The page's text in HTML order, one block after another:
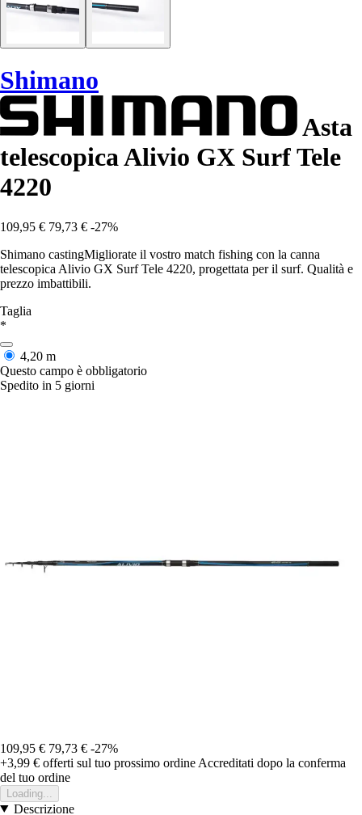
Shimano
Asta
telescopica Alivio GX Surf Tele
4220
109,95 € 79,73 € -27%
Shimano castingMigliorate il vostro match fishing con la canna
telescopica Alivio GX Surf Tele 4220, progettata per il surf. Qualità e
prezzo imbattibili.
Taglia
*
4,20 m
Questo campo è obbligatorio
Spedito in 5 giorni
109,95 € 79,73 € -27%
+3,99 € offerti sul tuo prossimo ordine Accreditati dopo la conferma
del tuo ordine
Loading...
Descrizione